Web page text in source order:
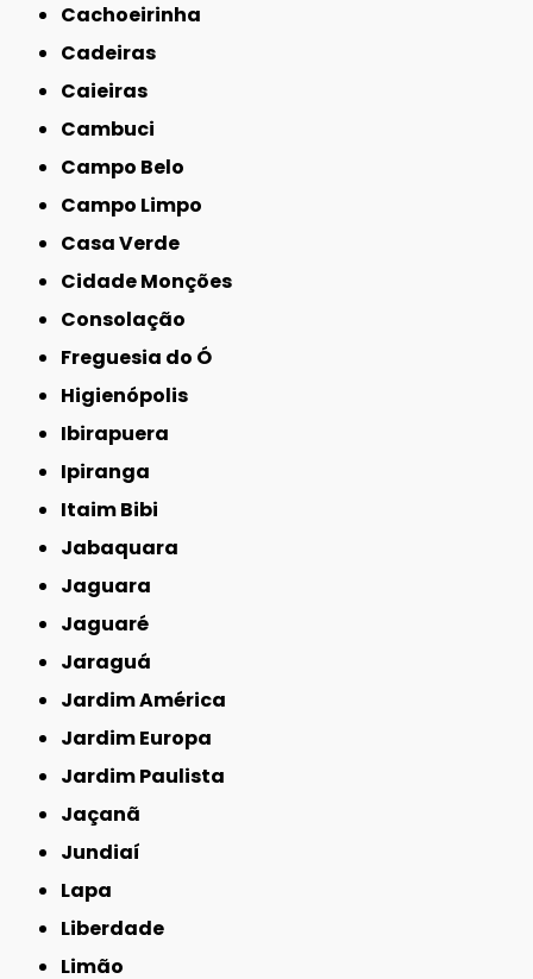
Cachoeirinha
Cadeiras
Caieiras
Cambuci
Campo Belo
Campo Limpo
Casa Verde
Cidade Monções
Consolação
Freguesia do Ó
Higienópolis
Ibirapuera
Ipiranga
Itaim Bibi
Jabaquara
Jaguara
Jaguaré
Jaraguá
Jardim América
Jardim Europa
Jardim Paulista
Jaçanã
Jundiaí
Lapa
Liberdade
Limão